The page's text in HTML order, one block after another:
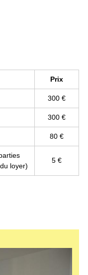
Prix
300 €
300 €
80 €
loyer)
5 €